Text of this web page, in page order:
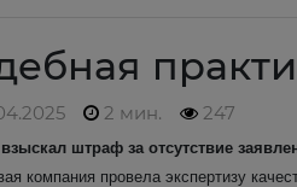
2 мин. 247
штраф за отсутствие
компания провела экспертизу